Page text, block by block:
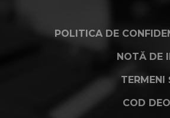
POLITICA DE
NOTĂ DE
TERMENI
COD